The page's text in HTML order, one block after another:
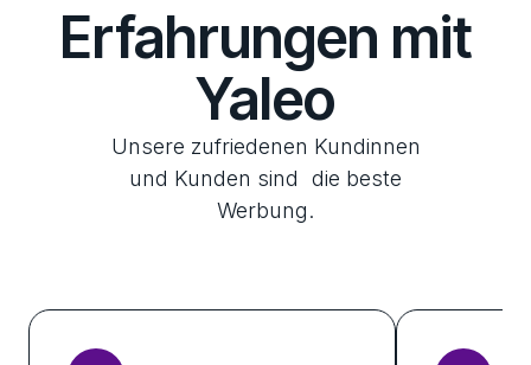
Erfahrungen mit
Yaleo
Unsere zufriedenen Kundinnen
und Kunden sind die beste
Werbung.